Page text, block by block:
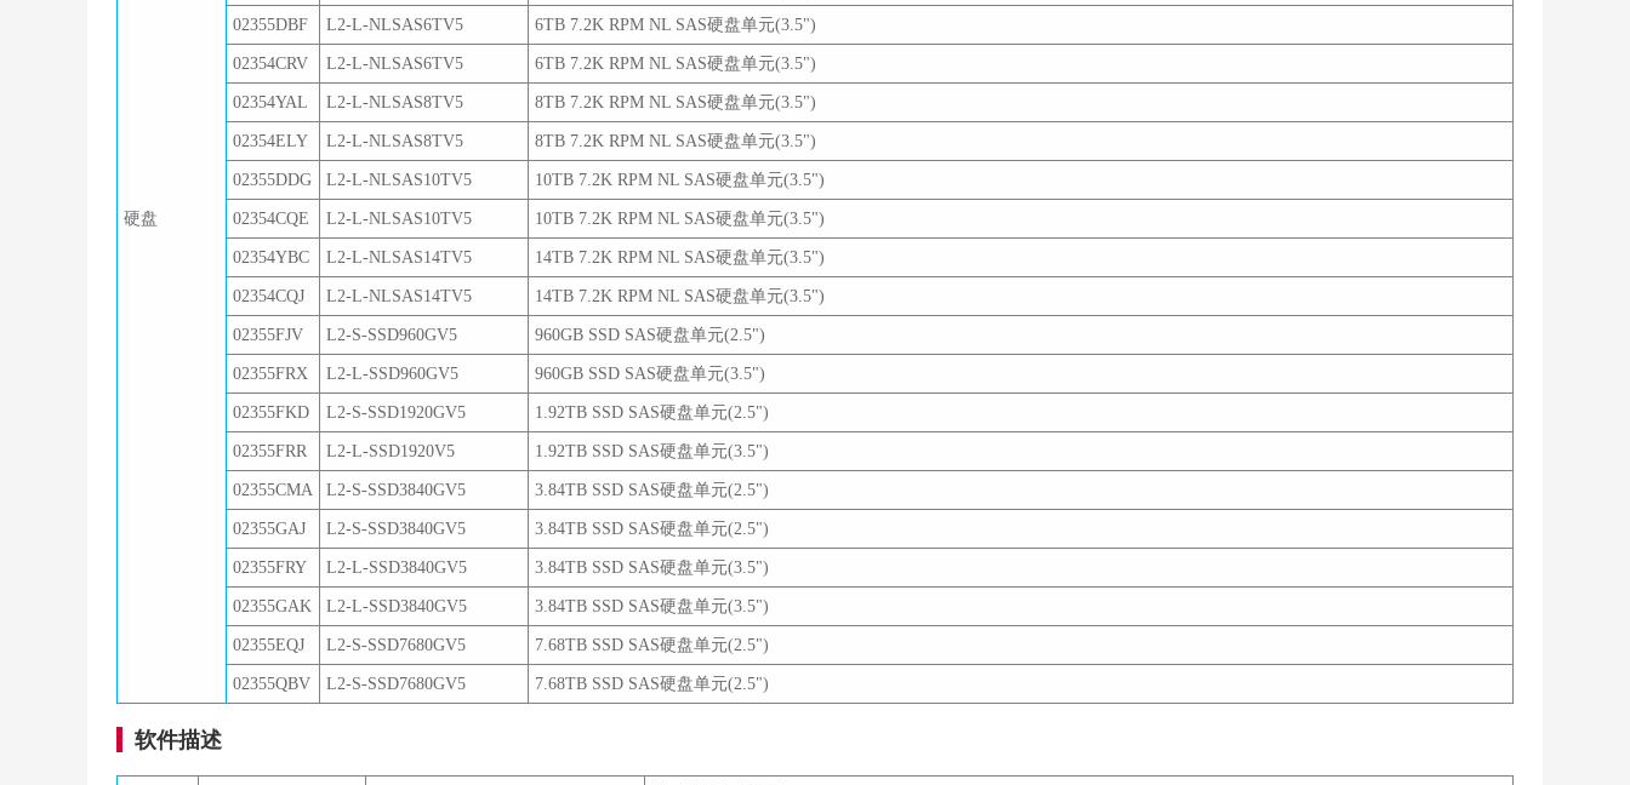
硬盘
02355DBF L2-L-NLSAS6TV5 6TB 7.2K RPM NL SAS硬盘单元(3.5")
02354CRV L2-L-NLSAS6TV5 6TB 7.2K RPM NL SAS硬盘单元(3.5")
02354YAL L2-L-NLSAS8TV5 8TB 7.2K RPM NL SAS硬盘单元(3.5")
02354ELY L2-L-NLSAS8TV5 8TB 7.2K RPM NL SAS硬盘单元(3.5")
02355DDG L2-L-NLSAS10TV5 10TB 7.2K RPM NL SAS硬盘单元(3.5")
02354CQE L2-L-NLSAS10TV5 10TB 7.2K RPM NL SAS硬盘单元(3.5")
02354YBC L2-L-NLSAS14TV5 14TB 7.2K RPM NL SAS硬盘单元(3.5")
02354CQJ L2-L-NLSAS14TV5 14TB 7.2K RPM NL SAS硬盘单元(3.5")
02355FJV L2-S-SSD960GV5 960GB SSD SAS硬盘单元(2.5")
02355FRX L2-L-SSD960GV5 960GB SSD SAS硬盘单元(3.5")
02355FKD L2-S-SSD1920GV5 1.92TB SSD SAS硬盘单元(2.5")
02355FRR L2-L-SSD1920V5 1.92TB SSD SAS硬盘单元(3.5")
02355CMA L2-S-SSD3840GV5 3.84TB SSD SAS硬盘单元(2.5")
02355GAJ L2-S-SSD3840GV5 3.84TB SSD SAS硬盘单元(2.5")
02355FRY L2-L-SSD3840GV5 3.84TB SSD SAS硬盘单元(3.5")
02355GAK L2-L-SSD3840GV5 3.84TB SSD SAS硬盘单元(3.5")
02355EQJ L2-S-SSD7680GV5 7.68TB SSD SAS硬盘单元(2.5")
02355QBV L2-S-SSD7680GV5 7.68TB SSD SAS硬盘单元(2.5")
软件描述